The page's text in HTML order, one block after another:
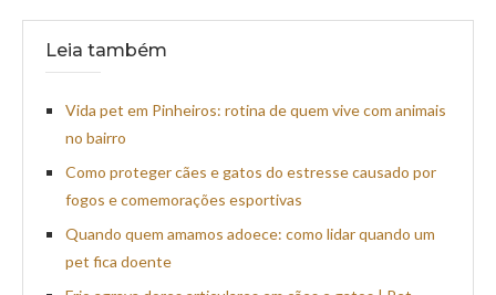
Leia também
Vida pet em Pinheiros: rotina de quem vive com animais
no bairro
Como proteger cães e gatos do estresse causado por
fogos e comemorações esportivas
Quando quem amamos adoece: como lidar quando um
pet fica doente